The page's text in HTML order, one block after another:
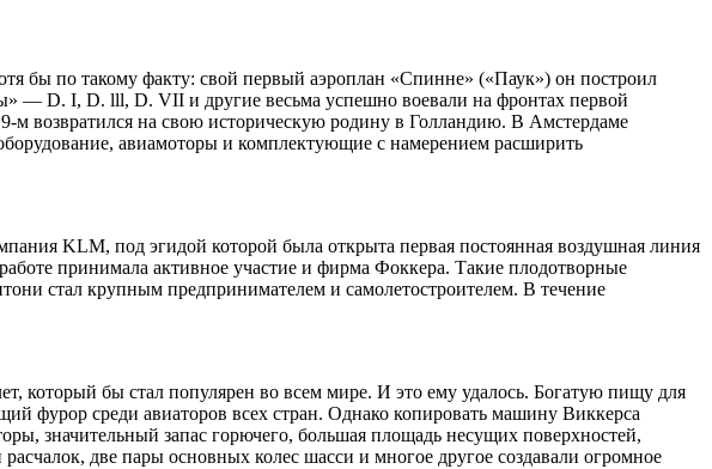
бы по такому факту: свой первый аэроплан «Спинне» («Паук») он построил
— D. I, D. lll, D. VII и другие весьма успешно воевали на фронтах первой
м возвратился на свою историческую родину в Голландию. В Амстердаме
авиамоторы и комплектующие с намерением расширить
KLM, под эгидой которой была открыта первая постоянная воздушная линия
принимала активное участие и фирма Фоккера. Такие плодотворные
стал крупным предпринимателем и самолетостроителем. В течение
который бы стал популярен во всем мире. И это ему удалось. Богатую пищу для
фурор среди авиаторов всех стран. Однако копировать машину Виккерса
значительный запас горючего, большая площадь несущих поверхностей,
две пары основных колес шасси и многое другое создавали огромное